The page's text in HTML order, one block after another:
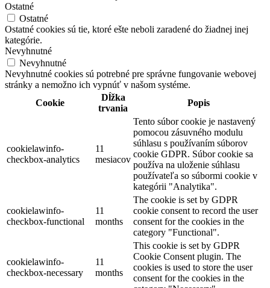
Ostatné
Ostatné
Ostatné cookies sú tie, ktoré ešte neboli zaradené do žiadnej inej
kategórie.
Nevyhnutné
Nevyhnutné
Nevyhnutné cookies sú potrebné pre správne fungovanie webovej
stránky a nemožno ich vypnúť v našom systéme.
Cookie
Dĺžka
trvania
Popis
cookielawinfo-
checkbox-analytics
11
mesiacov
Tento súbor cookie je nastavený
pomocou zásuvného modulu
súhlasu s používaním súborov
cookie GDPR. Súbor cookie sa
používa na uloženie súhlasu
používateľa so súbormi cookie v
kategórii "Analytika".
cookielawinfo-
checkbox-functional
11
months
The cookie is set by GDPR
cookie consent to record the user
consent for the cookies in the
category "Functional".
cookielawinfo-
checkbox-necessary
11
months
This cookie is set by GDPR
Cookie Consent plugin. The
cookies is used to store the user
consent for the cookies in the